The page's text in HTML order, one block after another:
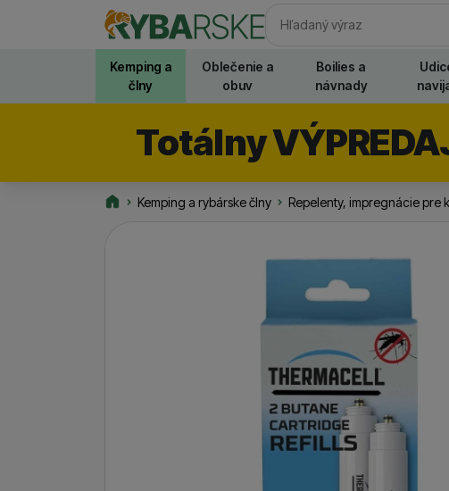
Vyhľadávanie
Kemping a
člny
Oblečenie a
obuv
Boilies a
návnady
Totálny
Kemping a rybárske člny Repelenty, impregnácie pre